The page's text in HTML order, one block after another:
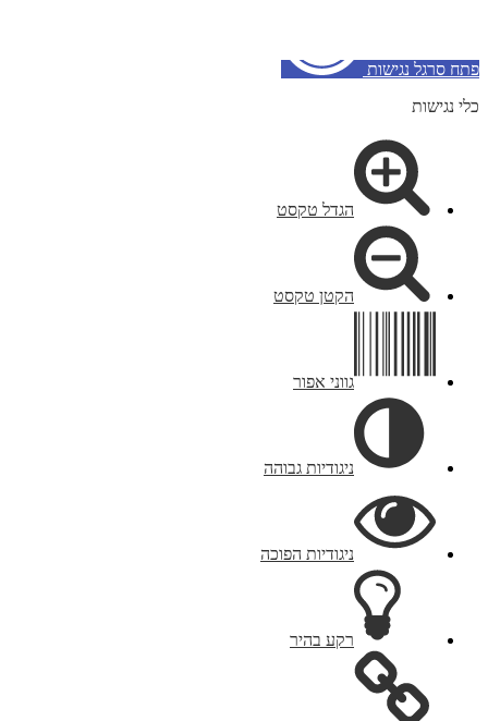
פתח סרגל נגישות
כלי נגישות
הגדל טקסט
הקטן טקסט
גווני אפור
ניגודיות גבוהה
ניגודיות הפוכה
רקע בהיר